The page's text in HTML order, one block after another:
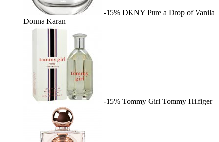
-15% DKNY Pure a Drop of Vanila
Donna Karan
-15% Tommy Girl Tommy Hilfiger